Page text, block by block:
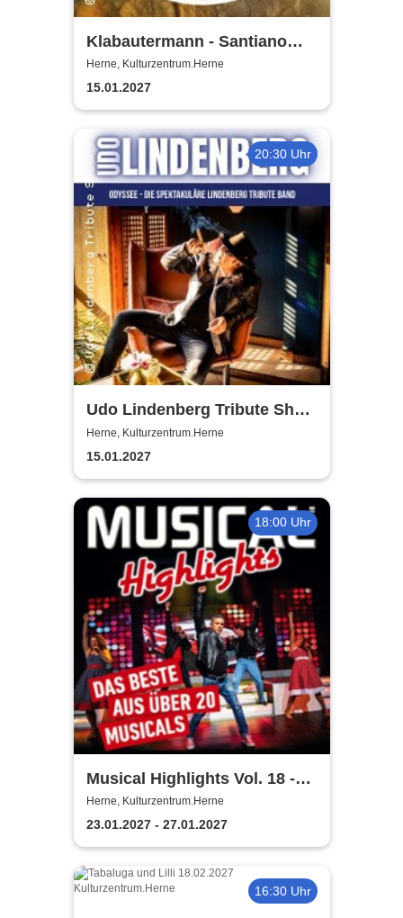
Klabautermann - Santiano
Tribute Show
Herne, Kulturzentrum.Herne
15.01.2027
20:30 Uhr
Udo Lindenberg Tribute Show
- Odyssee
Herne, Kulturzentrum.Herne
15.01.2027
18:00 Uhr
Musical Highlights Vol. 18 -
Das Beste aus Musical und
Film
Herne, Kulturzentrum.Herne
23.01.2027 - 27.01.2027
16:30 Uhr